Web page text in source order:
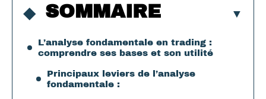
SOMMAIRE
L’analyse fondamentale en trading :
comprendre ses bases et son utilité
Principaux leviers de l’analyse
fondamentale :